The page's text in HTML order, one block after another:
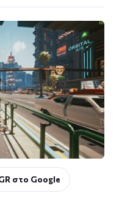
στο Google